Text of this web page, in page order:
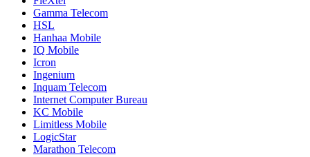
Gamma Telecom
HSL
Hanhaa Mobile
IQ Mobile
Icron
Ingenium
Inquam Telecom
Internet Computer Bureau
KC Mobile
Limitless Mobile
LogicStar
Marathon Telecom